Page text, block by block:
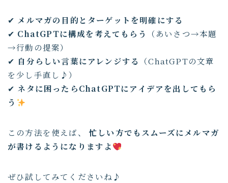
✔ メルマガの目的とターゲットを明確にする
✔ ChatGPTに構成を考えてもらう
（あいさつ→本題
→行動の提案）
✔ 自分らしい言葉にアレンジする
（ChatGPTの文章
を少し手直し♪）
✔ ネタに困ったらChatGPTにアイデアを出してもら
う
この方法を使えば、 忙しい方でもスムーズにメルマガ
が書けるようになりますよ
ぜひ試してみてくださいね♪